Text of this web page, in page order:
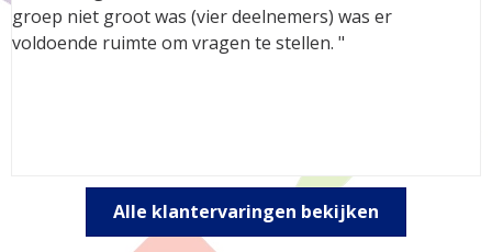
groep niet groot was (vier deelnemers) was er
voldoende ruimte om vragen te stellen. "
Alle klantervaringen bekijken